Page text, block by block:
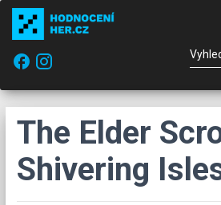
facebook
The Elder
Shivering